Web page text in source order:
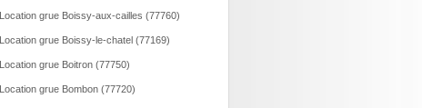
Location grue Boissy-aux-cailles (77760)
Location grue Boissy-le-chatel (77169)
Location grue Boitron (77750)
Location grue Bombon (77720)